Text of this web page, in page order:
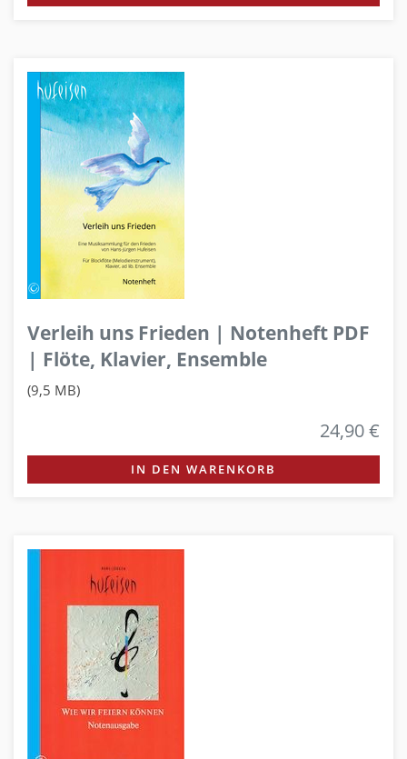
Verleih uns Frieden | Notenheft PDF
| Flöte, Klavier, Ensemble
(9,5 MB)
24,90 €
IN DEN WARENKORB